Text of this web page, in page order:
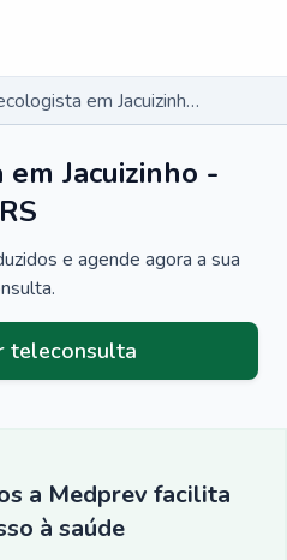
Ginecologista em Jacuizinho - RS
Jacuizinho -
RS
e agende agora a sua
teleconsulta
a Medprev facilita
à saúde